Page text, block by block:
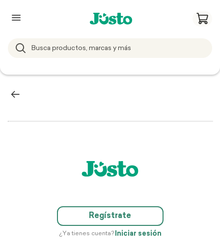
Regístrate
¿Ya tienes cuenta? Iniciar sesión